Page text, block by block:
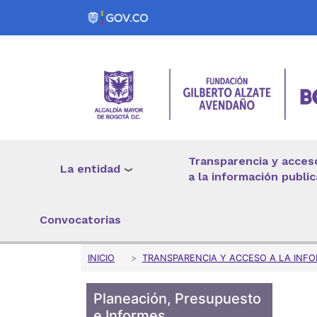
Pasar al contenido principal
La entidad
Transparencia y
a la información
Convocatorias
Sobrescribir enlaces
INICIO TRANSPARENCIA Y ACCESO A LA
Planeación, Presupuesto